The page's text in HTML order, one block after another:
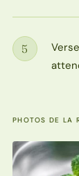
Étape
5
PHOTOS DE LA